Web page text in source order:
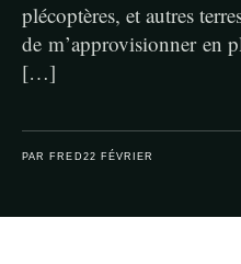
plécoptères, et autres
de m’approvisionner en
[…]
PAR FRED 22 FÉVRIER